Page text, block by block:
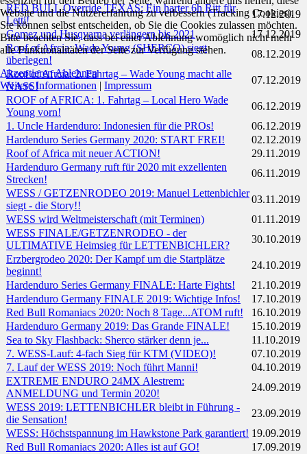
RED BULL Override TEXAS: Ein harter 6h Ritt für
Letti!
17.12.2019
Gomez und Husqvarna verlängern bis 2021
17.12.2019
Roof of Afrcia: Wade Young (SHERCO) siegt
überlegen!
08.12.2019
Roof of Afrcia: 2. Fahrtag – Wade Young macht alle
NASS!
07.12.2019
ROOF of AFRICA: 1. Fahrtag – Local Hero Wade
Young vorn!
06.12.2019
1. Uncle Hardenduro: Indonesien für die PROs!
06.12.2019
Hardenduro Series Germany 2020: START FREI!
02.12.2019
Roof of Africa mit neuer ACTION!
29.11.2019
Hardenduro Germany ruft für 2020 mit exzellenten
Strecken!
06.11.2019
WESS / GETZENRODEO 2019: Manuel Lettenbichler
siegt - die Story!!
03.11.2019
WESS wird Weltmeisterschaft (mit Terminen)
01.11.2019
WESS FINALE/GETZENRODEO - der
ULTIMATIVE Heimsieg für LETTENBICHLER?
30.10.2019
Erzbergrodeo 2020: Der Kampf um die Startplätze
beginnt!
24.10.2019
Hardenduro Series Germany FINALE: Harte Fights!
21.10.2019
Hardenduro Germany FINALE 2019: Wichtige Infos!
17.10.2019
Red Bull Romaniacs 2020: Noch 8 Tage...ATOM ruft!
16.10.2019
Hardenduro Germany 2019: Das Grande FINALE!
15.10.2019
Sea to Sky Flashback: Sherco stärker denn je...
11.10.2019
7. WESS-Lauf: 4-fach Sieg für KTM (VIDEO)!
07.10.2019
7. Lauf der WESS 2019: Noch führt Manni!
04.10.2019
EXTREME ENDURO 24MX Alestrem:
ANMELDUNG und Termin 2020!
24.09.2019
WESS 2019: LETTENBICHLER bleibt in Führung -
die Sensation!
23.09.2019
WESS: Höchstspannung im Hawkstone Park garantiert! 19.09.2019
Red Bull Romaniacs 2020: Alles ist auf GO!
17.09.2019
Website und die Nutzererfahrung zu verbessern (Tracking Cookies).
Sie können selbst entscheiden, ob Sie die Cookies zulassen möchten.
Bitte beachten Sie, dass bei einer Ablehnung womöglich nicht mehr
alle Funktionalitäten der Seite zur Verfügung stehen.
AkzeptierenAblehnen
Weitere Informationen | Impressum